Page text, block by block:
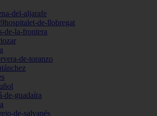
del-aljarafe
de-llobregat
de-la-frontera
de-toranzo
de-guadaíra
de-salvanés